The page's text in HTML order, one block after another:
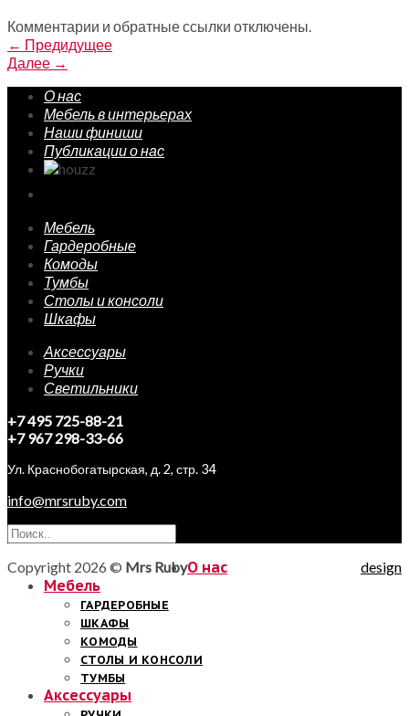
Комментарии и обратные ссылки отключены.
← Предидущее
Далее →
О нас
Мебель в интерьерах
Наши финиши
Публикации о нас
Мебель
Гардеробные
Комоды
Тумбы
Столы и консоли
Шкафы
Аксессуары
Ручки
Светильники
+7 495 725-88-21
+7 967 298-33-66
Ул. Краснобогатырская, д. 2, стр. 34
info@mrsruby.com
design
Copyright 2026 © Mrs RubyО нас
Мебель
ГАРДЕРОБНЫЕ
ШКАФЫ
КОМОДЫ
СТОЛЫ И КОНСОЛИ
ТУМБЫ
Аксессуары